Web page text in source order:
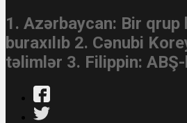
1. Azərbaycan: Bir
buraxılıb 2. Cənubi
təlimlər 3. Filippin: